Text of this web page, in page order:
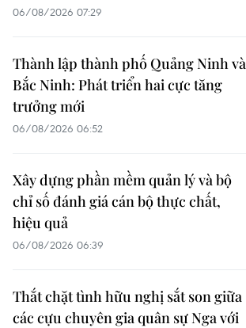
06/08/2026 07:29
Thành lập thành phố Quảng Ninh và
Bắc Ninh: Phát triển hai cực tăng
trưởng mới
06/08/2026 06:52
Xây dựng phần mềm quản lý và bộ
chỉ số đánh giá cán bộ thực chất,
hiệu quả
06/08/2026 06:39
Thắt chặt tình hữu nghị sắt son giữa
các cựu chuyên gia quân sự Nga với